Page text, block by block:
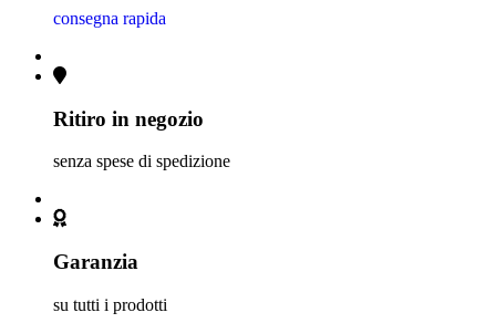
consegna rapida
Ritiro in negozio
senza spese di spedizione
Garanzia
su tutti i prodotti